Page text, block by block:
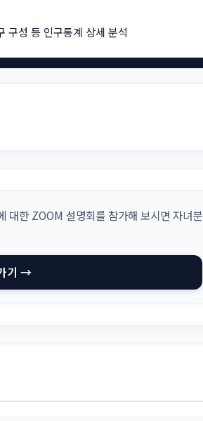
구성 등 인구통계 상세 분석
대한 ZOOM 설명회를 참가해 보시면 자녀분
기 →